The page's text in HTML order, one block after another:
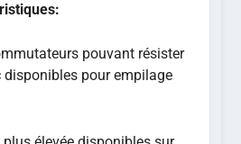
pouvant résister
disponibles pour empilage